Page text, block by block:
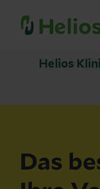
Helios
Das